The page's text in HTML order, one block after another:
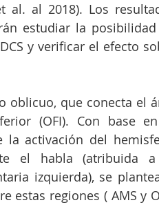
al. al 2018). Los
estudiar la
y verificar el efecto
oblicuo, que conecta el
(OFI). Con base
la activación del
el habla (atribuida
izquierda), se
estas regiones ( AMS y